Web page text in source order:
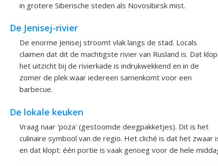
in grotere Siberische steden als Novosibirsk mist.
De Jenisej-rivier
De enorme Jenisej stroomt vlak langs de stad. Locals
claimen dat dit de machtigste rivier van Rusland is. Dat
het uitzicht bij de rivierkade is indrukwekkend en in de
zomer de plek waar iedereen samenkomt voor een
barbecue.
De lokale keuken
Vraag naar 'poza' (gestoomde deegpakketjes). Dit is het
culinaire symbool van de regio. Het cliché is dat het zwaar
en dat klopt: één portie is vaak genoeg voor de hele